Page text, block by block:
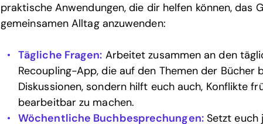
praktische Anwendungen, die dir helfen können, das
gemeinsamen Alltag anzuwenden:
Tägliche Fragen: Arbeitet zusammen an den
Recoupling-App, die auf den Themen der
Diskussionen, sondern hilft euch auch, Konflikte
bearbeitbar zu machen.
Wöchentliche Buchbesprechungen:Setzt euch